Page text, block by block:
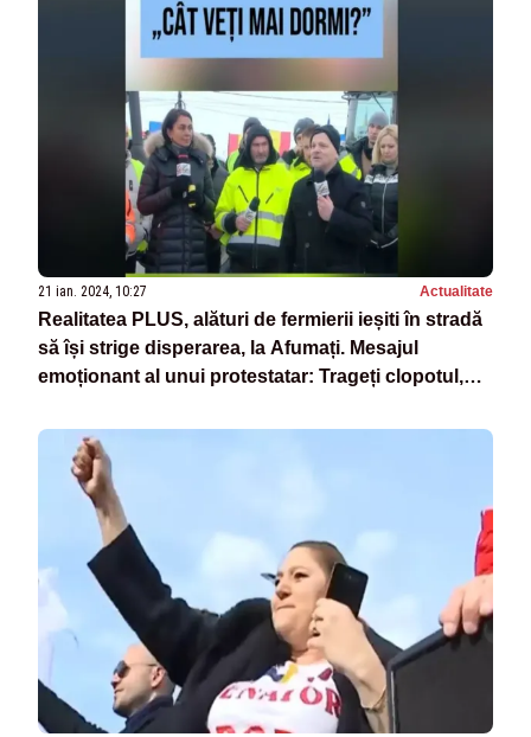
21 ian. 2024, 10:27 Actualitate
Realitatea PLUS, alături de fermierii ieșiti în stradă
să își strige disperarea, la Afumați. Mesajul
emoționant al unui protestatar: Trageți clopotul,